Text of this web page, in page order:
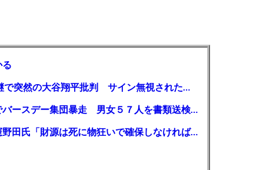
【MLB】「大谷は謙虚ではない」少女が全米生中継で突然の大谷翔平批判 サイン無視された過去明かす
【千葉】「みんなで走れて楽しかった」 バイクでバースデー集団暴走 男女５７人を書類送検 SNSで参加者募る
ガソリン減税、１兆円の財源必要 石破首相・立憲野田氏「財源は死に物狂いで確保しなければならない」「本当に死に物狂いで」